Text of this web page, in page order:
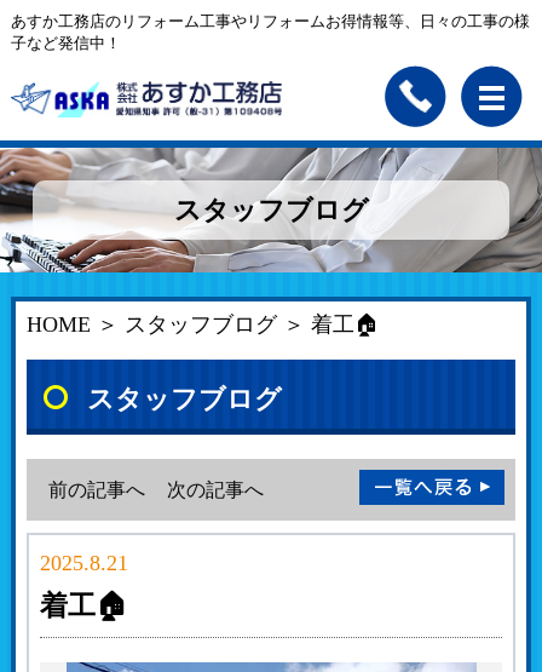
あすか工務店のリフォーム工事やリフォームお得情報等、日々の工事の様
子など発信中！
スタッフブログ
HOME ＞ スタッフブログ＞ 着工🏠
スタッフブログ
前の記事へ 次の記事へ
2025.8.21
着工🏠